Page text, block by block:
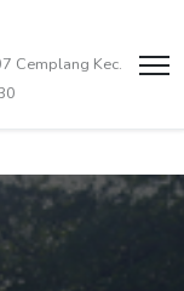
Cemplang Kec.